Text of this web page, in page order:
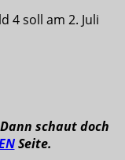
4 soll am 2. Juli
schaut doch
Seite.